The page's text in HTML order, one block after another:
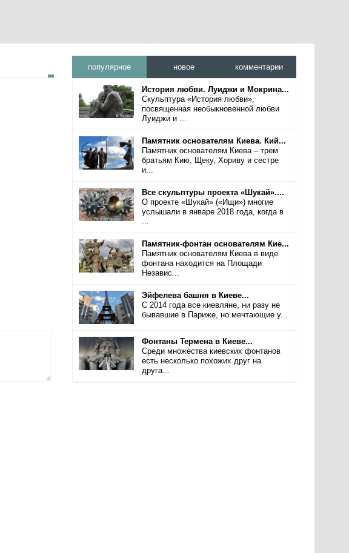
популярное новое комментарии
История любви. Луиджи и Мокрина...
Скульптура «История любви»,
посвященная необыкновенной любви
Луиджи и ...
Памятник основателям Киева. Кий...
Памятник основателям Киева – трем
братьям Кию, Щеку, Хориву и сестре
и...
Все скульптуры проекта «Шукай»....
О проекте «Шукай» («Ищи») многие
услышали в январе 2018 года, когда в
...
Памятник-фонтан основателям Кие...
Памятник основателям Киева в виде
фонтана находится на Площади
Независ...
Эйфелева башня в Киеве...
С 2014 года все киевляне, ни разу не
бывавшие в Париже, но мечтающие у...
Фонтаны Термена в Киеве...
Среди множества киевских фонтанов
есть несколько похожих друг на
друга...